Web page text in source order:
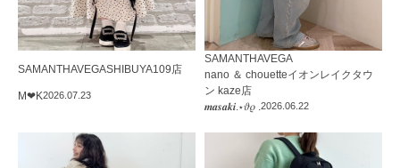
2026.07.23
SAMANTHAVEGASHIBUYA109店
M‪‪❤︎‬K
2026.06.22
SAMANTHAVEGA
nano ＆ chouetteイオンレイクタウ
ン kaze店
𝒎𝒂𝒔𝒂𝒌𝒊.⋆𝜗𝜚 .